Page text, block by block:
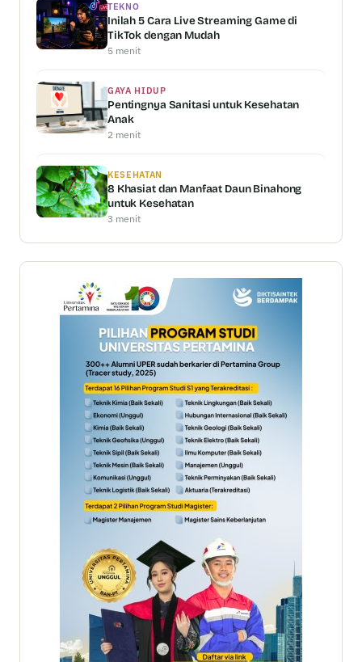
TEKNO
Inilah 5 Cara Live Streaming Game di
TikTok dengan Mudah
5 menit
GAYA HIDUP
Pentingnya Sanitasi untuk Kesehatan
Anak
2 menit
KESEHATAN
8 Khasiat dan Manfaat Daun Binahong
untuk Kesehatan
3 menit